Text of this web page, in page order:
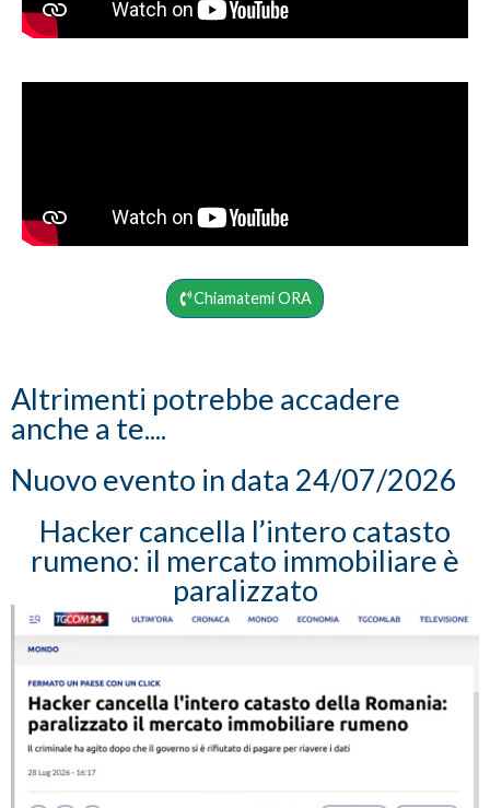
Chiamatemi ORA
Altrimenti potrebbe accadere
anche a te....
Nuovo evento in data 24/07/2026
Hacker cancella l’intero catasto
rumeno: il mercato immobiliare è
paralizzato